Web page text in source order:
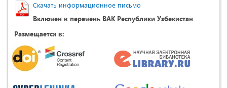
Скачать информационное письмо
Включен в перечень ВАК Республики Узбекистан
Размещается в: